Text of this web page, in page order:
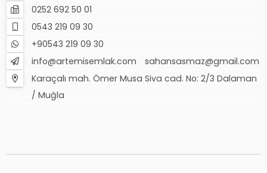
0252 692 50 01
0543 219 09 30
+90543 219 09 30
info@artemisemlak.com
sahansasmaz@gmail.com
Karaçalı mah. Ömer Musa Siva cad. No: 2/3 Dalaman
/ Muğla